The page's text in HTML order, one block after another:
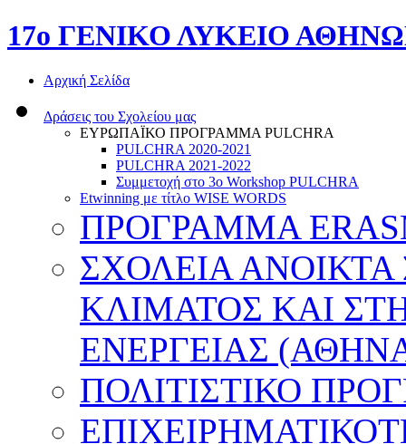
17o ΓΕΝΙΚΟ ΛΥΚΕΙΟ
Αρχική Σελίδα
Δράσεις του Σχολείου μας
ΕΥΡΩΠΑΪΚΟ ΠΡΟΓΡΑΜΜΑ PULCHRA
PULCHRA 2020-2021
PULCHRA 2021-2022
Συμμετοχή στο 3ο Workshop PULCHRA
Etwinning με τίτλο WISE WORDS
ΠΡΟΓΡΑΜΜΑ
ΣΧΟΛΕΙΑ
ΚΛΙΜΑΤΟΣ ΚΑΙ
ΕΝΕΡΓΕΙΑΣ
ΠΟΛΙΤΙΣΤΙΚΟ